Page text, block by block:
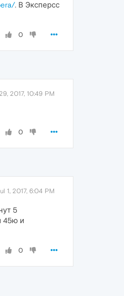
. В Эксперсс
0
2017, 10:49 PM
0
1, 2017, 6:04 PM
5
45ю и
0